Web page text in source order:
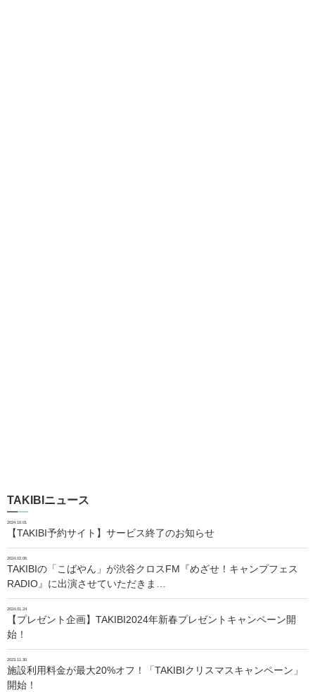
TAKIBIニュース
2024.10.01
【TAKIBI予約サイト】サービス終了のお知らせ
2024.02.06
TAKIBIの「こばやん」が渋谷クロスFM『めざせ！キャンプフェス
RADIO』に出演させていただきま…
2024.01.24
【プレゼント企画】TAKIBI2024年新春プレゼントキャンペーン開
始！
2023.11.30
施設利用料金が最大20%オフ！「TAKIBIクリスマスキャンペーン」
開始！